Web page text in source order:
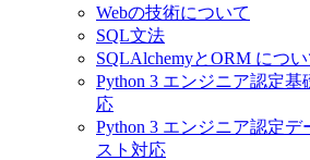
Webの技術について
SQL文法
SQLAlchemyとORM につい
Python 3 エンジニア認定
応
Python 3 エンジニア認定
スト対応